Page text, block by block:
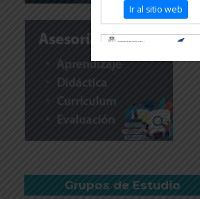
Grupos de Estudio
Ir al sitio web
Revisar más información